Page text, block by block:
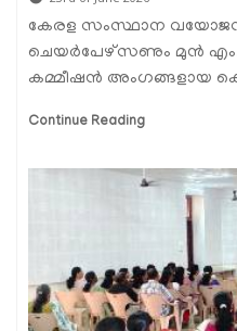
കേരള സംസ്ഥാന
ചെയർപേഴ്സണും മുൻ
കമ്മീഷൻ അംഗങ്ങളായ
Continue Reading